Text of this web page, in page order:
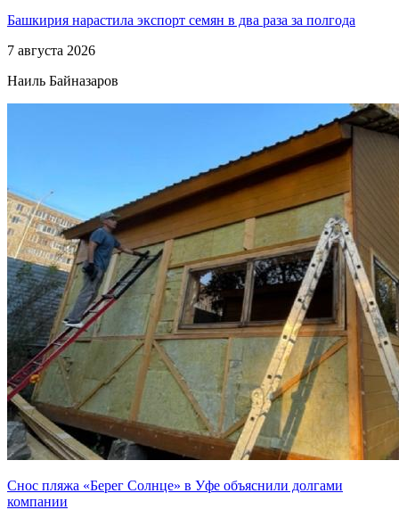
Башкирия нарастила экспорт семян в два раза за полгода
7 августа 2026
Наиль Байназаров
Снос пляжа «Берег Солнце» в Уфе объяснили долгами
компании